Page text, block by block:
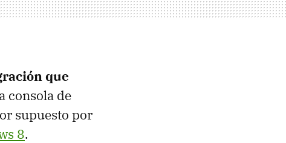
que
consola de
supuesto por
8.